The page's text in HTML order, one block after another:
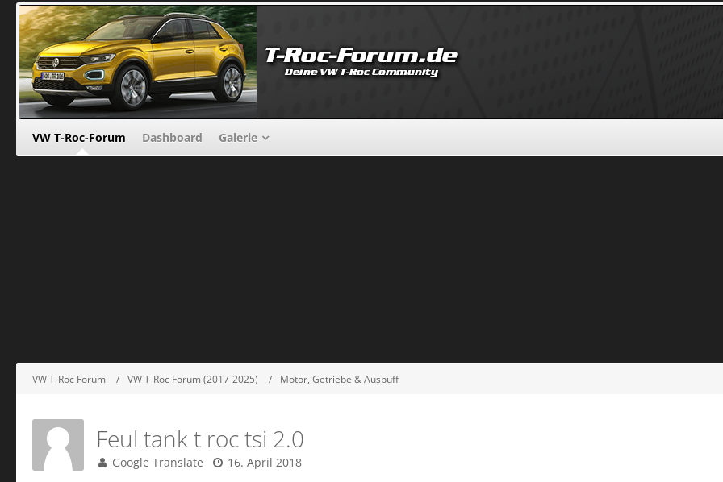
VW T-Roc-Forum Dashboard Galerie
VW T-Roc Forum VW T-Roc Forum (2017-2025) Motor, Getriebe & Auspuff
Feul tank t roc tsi 2.0
Google Translate 16. April 2018